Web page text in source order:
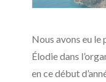
Nous avons eu
Élodie dans
en ce début